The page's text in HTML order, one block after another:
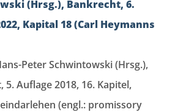
(Hrsg.), Bankrecht, 6.
Kapital 18 (Carl Heymanns
Peter Schwintowski (Hrsg.),
5. Auflage 2018, 16. Kapitel,
(engl.: promissory